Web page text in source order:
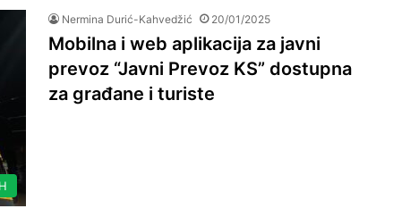
Nermina Durić-Kahvedžić 20/01/2025
Mobilna i web aplikacija za javni
prevoz “Javni Prevoz KS” dostupna
za građane i turiste